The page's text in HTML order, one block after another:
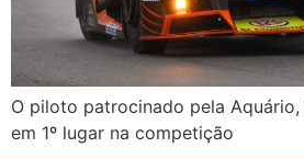
O piloto patrocinado pela
em 1º lugar na competição